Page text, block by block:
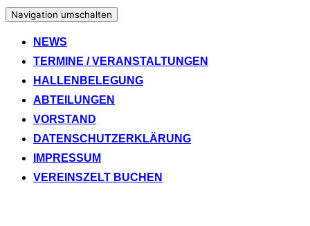
Navigation umschalten
NEWS
TERMINE / VERANSTALTUNGEN
HALLENBELEGUNG
ABTEILUNGEN
VORSTAND
DATENSCHUTZERKLÄRUNG
IMPRESSUM
VEREINSZELT BUCHEN